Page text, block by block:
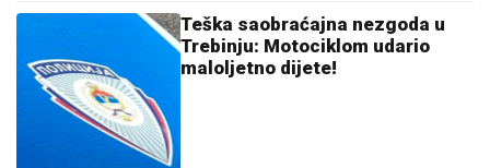
Teška saobraćajna nezgoda u
Trebinju: Motociklom udario
maloljetno dijete!